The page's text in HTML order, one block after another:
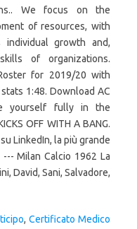
We focus on the
of resources, with
growth and,
of organizations.
for 2019/20 with
1:48. Download AC
yourself fully in the
OFF WITH A BANG.
LinkedIn, la più grande
Milan Calcio 1962 La
David, Sani, Salvadore,
,Certificato Medico